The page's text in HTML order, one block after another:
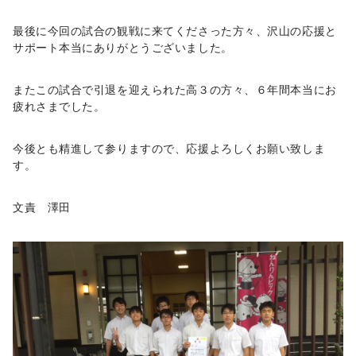
最後に今回の試合の観戦に来てくださった方々、沢山の応援と
サポート本当にありがとうございました。
またこの試合で引退を迎えられた高３の方々、６年間本当にお
疲れさまでした。
今後とも精進して参りますので、応援よろしくお願い致しま
す。
文責 澤田